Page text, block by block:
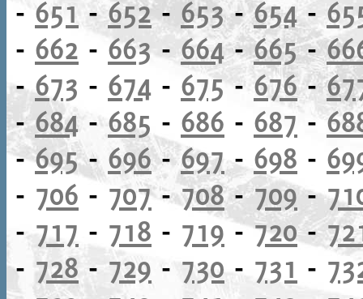
- 651 -652- 653-654-
- 662 - 663-664-665-
-673 - 674 - 675-676-
-684-685 - 686 - 687 -
-695- 696-697- 698 -
- 706 - 707-708-709-
-717 - 718 - 719-720-
- 728 -729 - 730 - 731 -